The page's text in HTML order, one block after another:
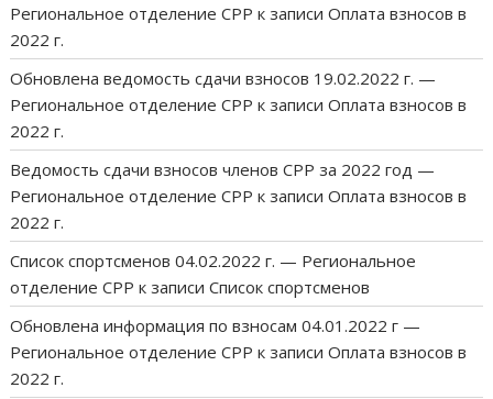
Региональное отделение СРР к записиОплата взносов в
2022 г.
Обновлена ведомость сдачи взносов 19.02.2022 г. —
Региональное отделение СРР к записиОплата взносов в
2022 г.
Ведомость сдачи взносов членов СРР за 2022 год —
Региональное отделение СРР к записиОплата взносов в
2022 г.
Список спортсменов 04.02.2022 г. — Региональное
отделение СРР к записиСписок спортсменов
Обновлена информация по взносам 04.01.2022 г —
Региональное отделение СРР к записиОплата взносов в
2022 г.